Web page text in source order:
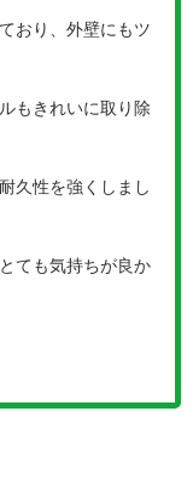
おり、外壁にもツ
もきれいに取り除
久性を強くしまし
ても気持ちが良か